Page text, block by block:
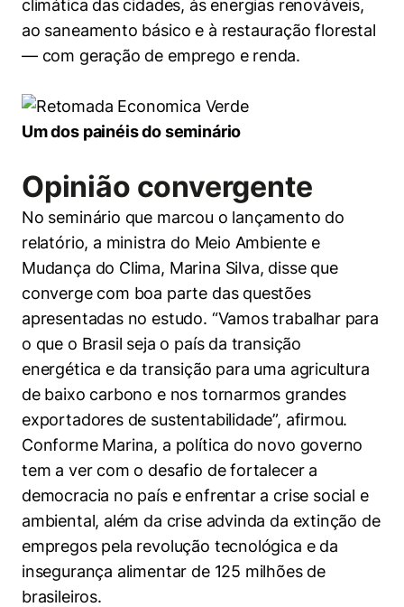
climática das cidades, às energias renováveis,
ao saneamento básico e à restauração florestal
— com geração de emprego e renda.
Um dos painéis do seminário
Opinião convergente
No seminário que marcou o lançamento do
relatório, a ministra do Meio Ambiente e
Mudança do Clima, Marina Silva, disse que
converge com boa parte das questões
apresentadas no estudo. “Vamos trabalhar para
o que o Brasil seja o país da transição
energética e da transição para uma agricultura
de baixo carbono e nos tornarmos grandes
exportadores de sustentabilidade”, afirmou.
Conforme Marina, a política do novo governo
tem a ver com o desafio de fortalecer a
democracia no país e enfrentar a crise social e
ambiental, além da crise advinda da extinção de
empregos pela revolução tecnológica e da
insegurança alimentar de 125 milhões de
brasileiros.